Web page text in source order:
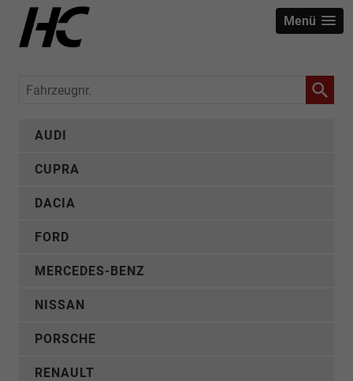
Menü
Fahrzeugnr.
AUDI
CUPRA
DACIA
FORD
MERCEDES-BENZ
NISSAN
PORSCHE
RENAULT